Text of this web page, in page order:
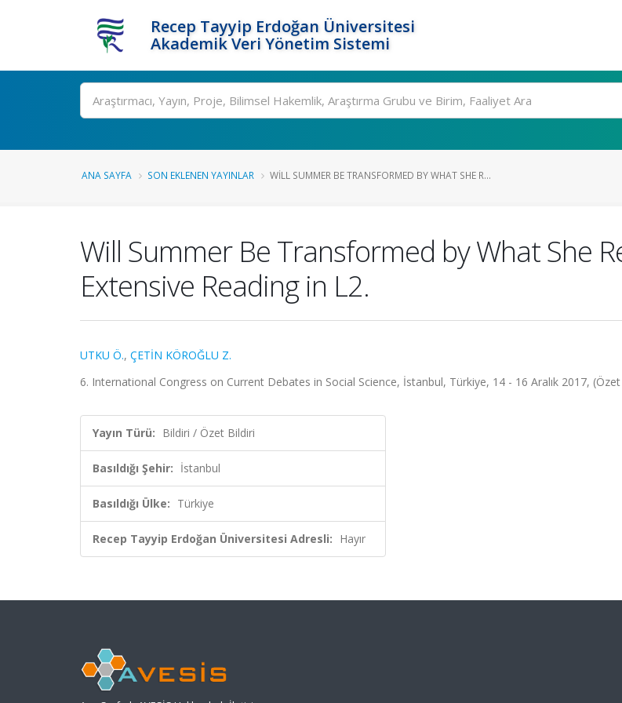
Recep Tayyip Erdoğan Üniversitesi
Akademik Veri Yönetim Sistemi
Ara
ANA SAYFA SON EKLENEN YAYINLAR WILL SUMMER BE TRANSFORMED BY WHAT SHE R...
Will Summer Be Transformed by What She
Extensive Reading in L2.
UTKU Ö., ÇETİN KÖROĞLU Z.
6. International Congress on Current Debates in Social Science, İstanbul, Türkiye, 14 - 16 Aralık 2017,
Yayın Türü: Bildiri / Özet Bildiri
Basıldığı Şehir: İstanbul
Basıldığı Ülke: Türkiye
Recep Tayyip Erdoğan Üniversitesi Adresli: Hayır